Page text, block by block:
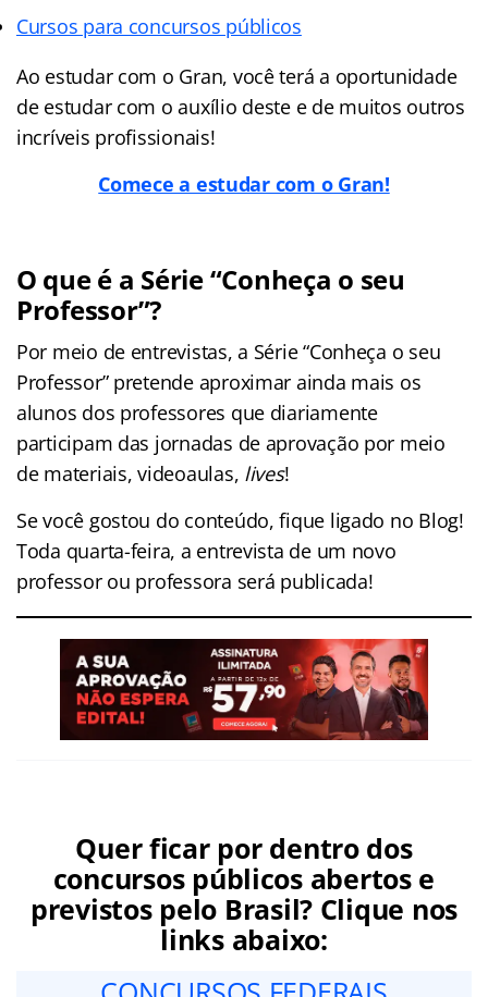
Cursos para concursos públicos
Ao estudar com o Gran, você terá a oportunidade
de estudar com o auxílio deste e de muitos outros
incríveis profissionais!
Comece a estudar com o Gran!
O que é a Série “Conheça o seu
Professor”?
Por meio de entrevistas, a Série “Conheça o seu
Professor” pretende aproximar ainda mais os
alunos dos professores que diariamente
participam das jornadas de aprovação por meio
de materiais, videoaulas, lives!
Se você gostou do conteúdo, fique ligado no Blog!
Toda quarta-feira, a entrevista de um novo
professor ou professora será publicada!
Quer ficar por dentro dos
concursos públicos abertos e
previstos pelo Brasil? Clique nos
links abaixo: